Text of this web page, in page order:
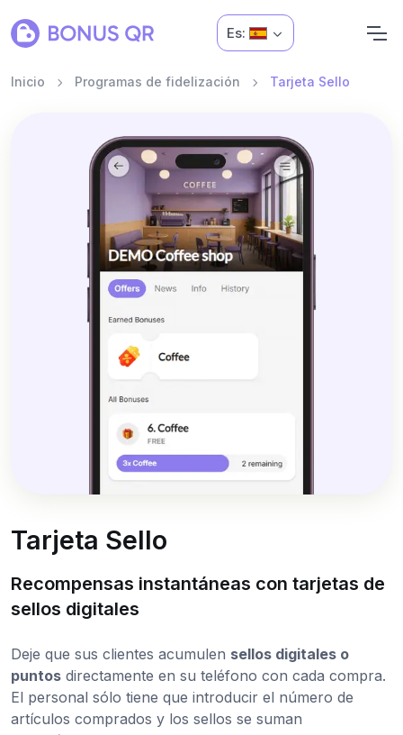
Es:
Inicio Programas de fidelización Tarjeta Sello
Tarjeta Sello
Recompensas instantáneas con tarjetas de
sellos digitales
Deje que sus clientes acumulen sellos digitales o
puntos directamente en su teléfono con cada compra.
El personal sólo tiene que introducir el número de
artículos comprados y los sellos se suman